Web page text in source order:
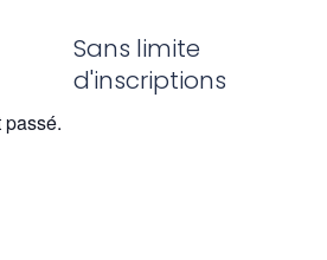
Sans limite
d'inscriptions